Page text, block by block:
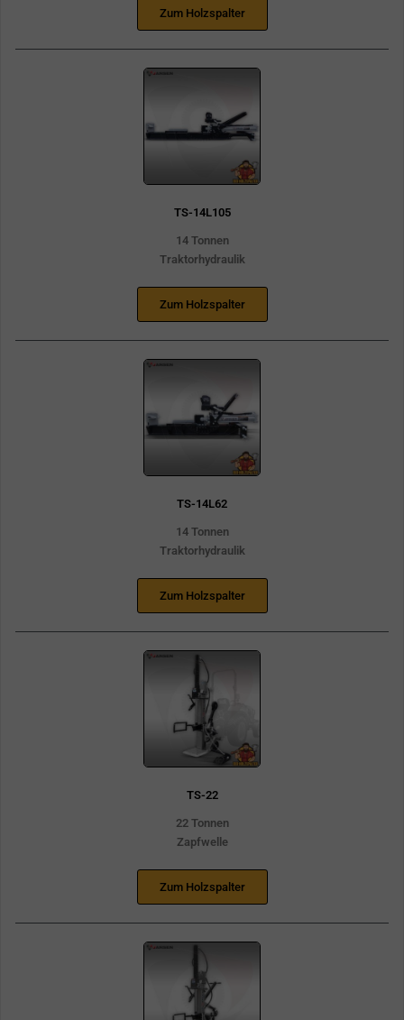
Zum Holzspalter
TS-14L105
14 Tonnen
Traktorhydraulik
Zum Holzspalter
TS-14L62
14 Tonnen
Traktorhydraulik
Zum Holzspalter
TS-22
22 Tonnen
Zapfwelle
Zum Holzspalter